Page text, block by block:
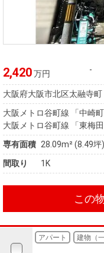
暮らしの
税金の本
（電子ブ
ック）
暮らしの
税金の本
（電子ブ
2,420万円 -
大阪府大阪市北区太融寺町
大阪メトロ谷町線 「中崎
大阪メトロ谷町線 「東梅
専有面積 28.09m² (8.49坪)
間取り
1K
この
アパート 建物（一